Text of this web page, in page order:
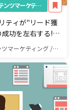
コンテンツマーケティング
ティが"リード獲
功を左右する!?
ホワイトペーパ
する7つの要素と
ントとは？
ティング / ホワイトペーパー制作